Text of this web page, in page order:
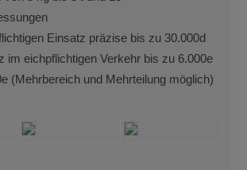
Einsatz präzise bis zu 30.000d
im eichpflichtigen Verkehr bis zu 6.000e
(Mehrbereich und Mehrteilung möglich)